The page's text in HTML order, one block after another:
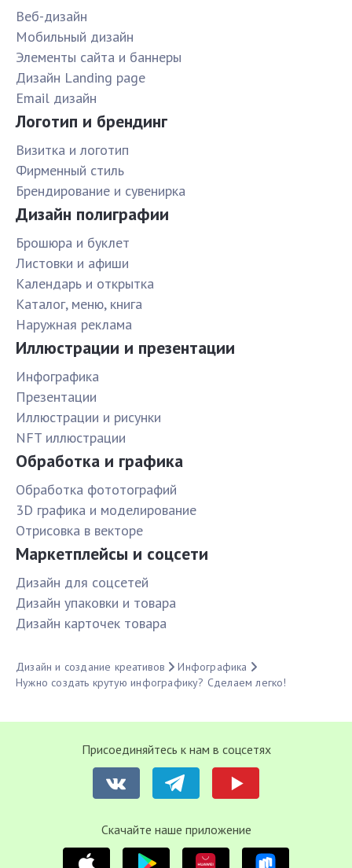
Веб-дизайн
Мобильный дизайн
Элементы сайта и баннеры
Дизайн Landing page
Email дизайн
Логотип и брендинг
Визитка и логотип
Фирменный стиль
Брендирование и сувенирка
Дизайн полиграфии
Брошюра и буклет
Листовки и афиши
Календарь и открытка
Каталог, меню, книга
Наружная реклама
Иллюстрации и презентации
Инфографика
Презентации
Иллюстрации и рисунки
NFT иллюстрации
Обработка и графика
Обработка фототографий
3D графика и моделирование
Отрисовка в векторе
Маркетплейсы и соцсети
Дизайн для соцсетей
Дизайн упаковки и товара
Дизайн карточек товара
Дизайн и создание креативов
Инфографика
Нужно создать крутую инфографику? Сделаем легко!
Присоединяйтесь к нам в соцсетях
Cкачайте наше приложение